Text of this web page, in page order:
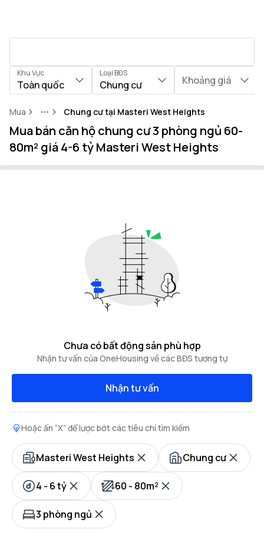
Khu Vực
Toàn quốc
Loại BĐS
Chung cư Khoảng giá
Mua MoreChung cư tại Masteri West Heights
Mua bán căn hộ chung cư 3 phòng ngủ 60-
80m² giá 4-6 tỷ Masteri West Heights
Chưa có bất động sản phù hợp
Nhận tư vấn của OneHousing về các BĐS tương tự
Nhận tư vấn
Hoặc ấn “X” để lược bớt các tiêu chí tìm kiếm
Masteri West Heights Chung cư
4 - 6 tỷ 60 - 80m²
3 phòng ngủ